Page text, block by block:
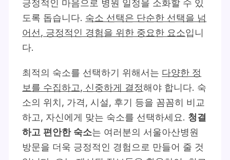
긍정적인 마음으로 병원 일정을 소화할 수 있
도록 돕습니다. 숙소 선택은 단순한 선택을 넘
어선, 긍정적인 경험을 위한 중요한 요소입니
다.
최적의 숙소를 선택하기 위해서는 다양한 정
보를 수집하고, 신중하게 결정해야 합니다. 숙
소의 위치, 가격, 시설, 후기 등을 꼼꼼히 비교
하고, 자신에게 맞는 숙소를 선택하세요. 청결
하고 편안한 숙소는 여러분의 서울아산병원
방문을 더욱 긍정적인 경험으로 만들어 줄 것